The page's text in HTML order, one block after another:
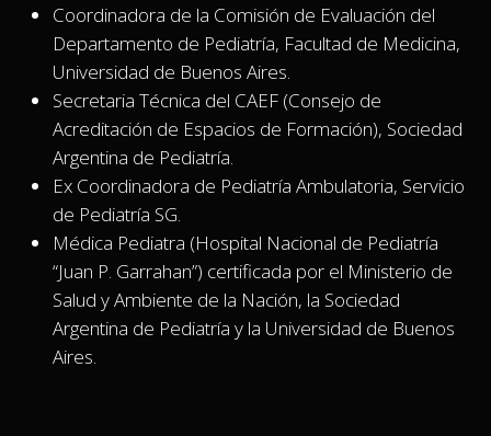
Coordinadora de la Comisión de Evaluación del
Departamento de Pediatría, Facultad de Medicina,
Universidad de Buenos Aires.
Secretaria Técnica del CAEF (Consejo de
Acreditación de Espacios de Formación), Sociedad
Argentina de Pediatría.
Ex Coordinadora de Pediatría Ambulatoria, Servicio
de Pediatría SG.
Médica Pediatra (Hospital Nacional de Pediatría
“Juan P. Garrahan”) certificada por el Ministerio de
Salud y Ambiente de la Nación, la Sociedad
Argentina de Pediatría y la Universidad de Buenos
Aires.